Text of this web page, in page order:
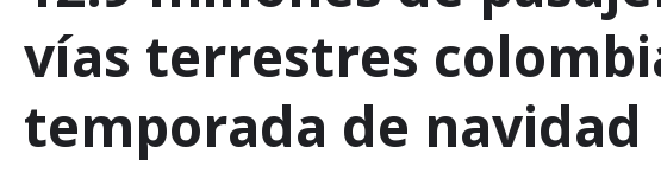
vías terrestres
temporada de navidad